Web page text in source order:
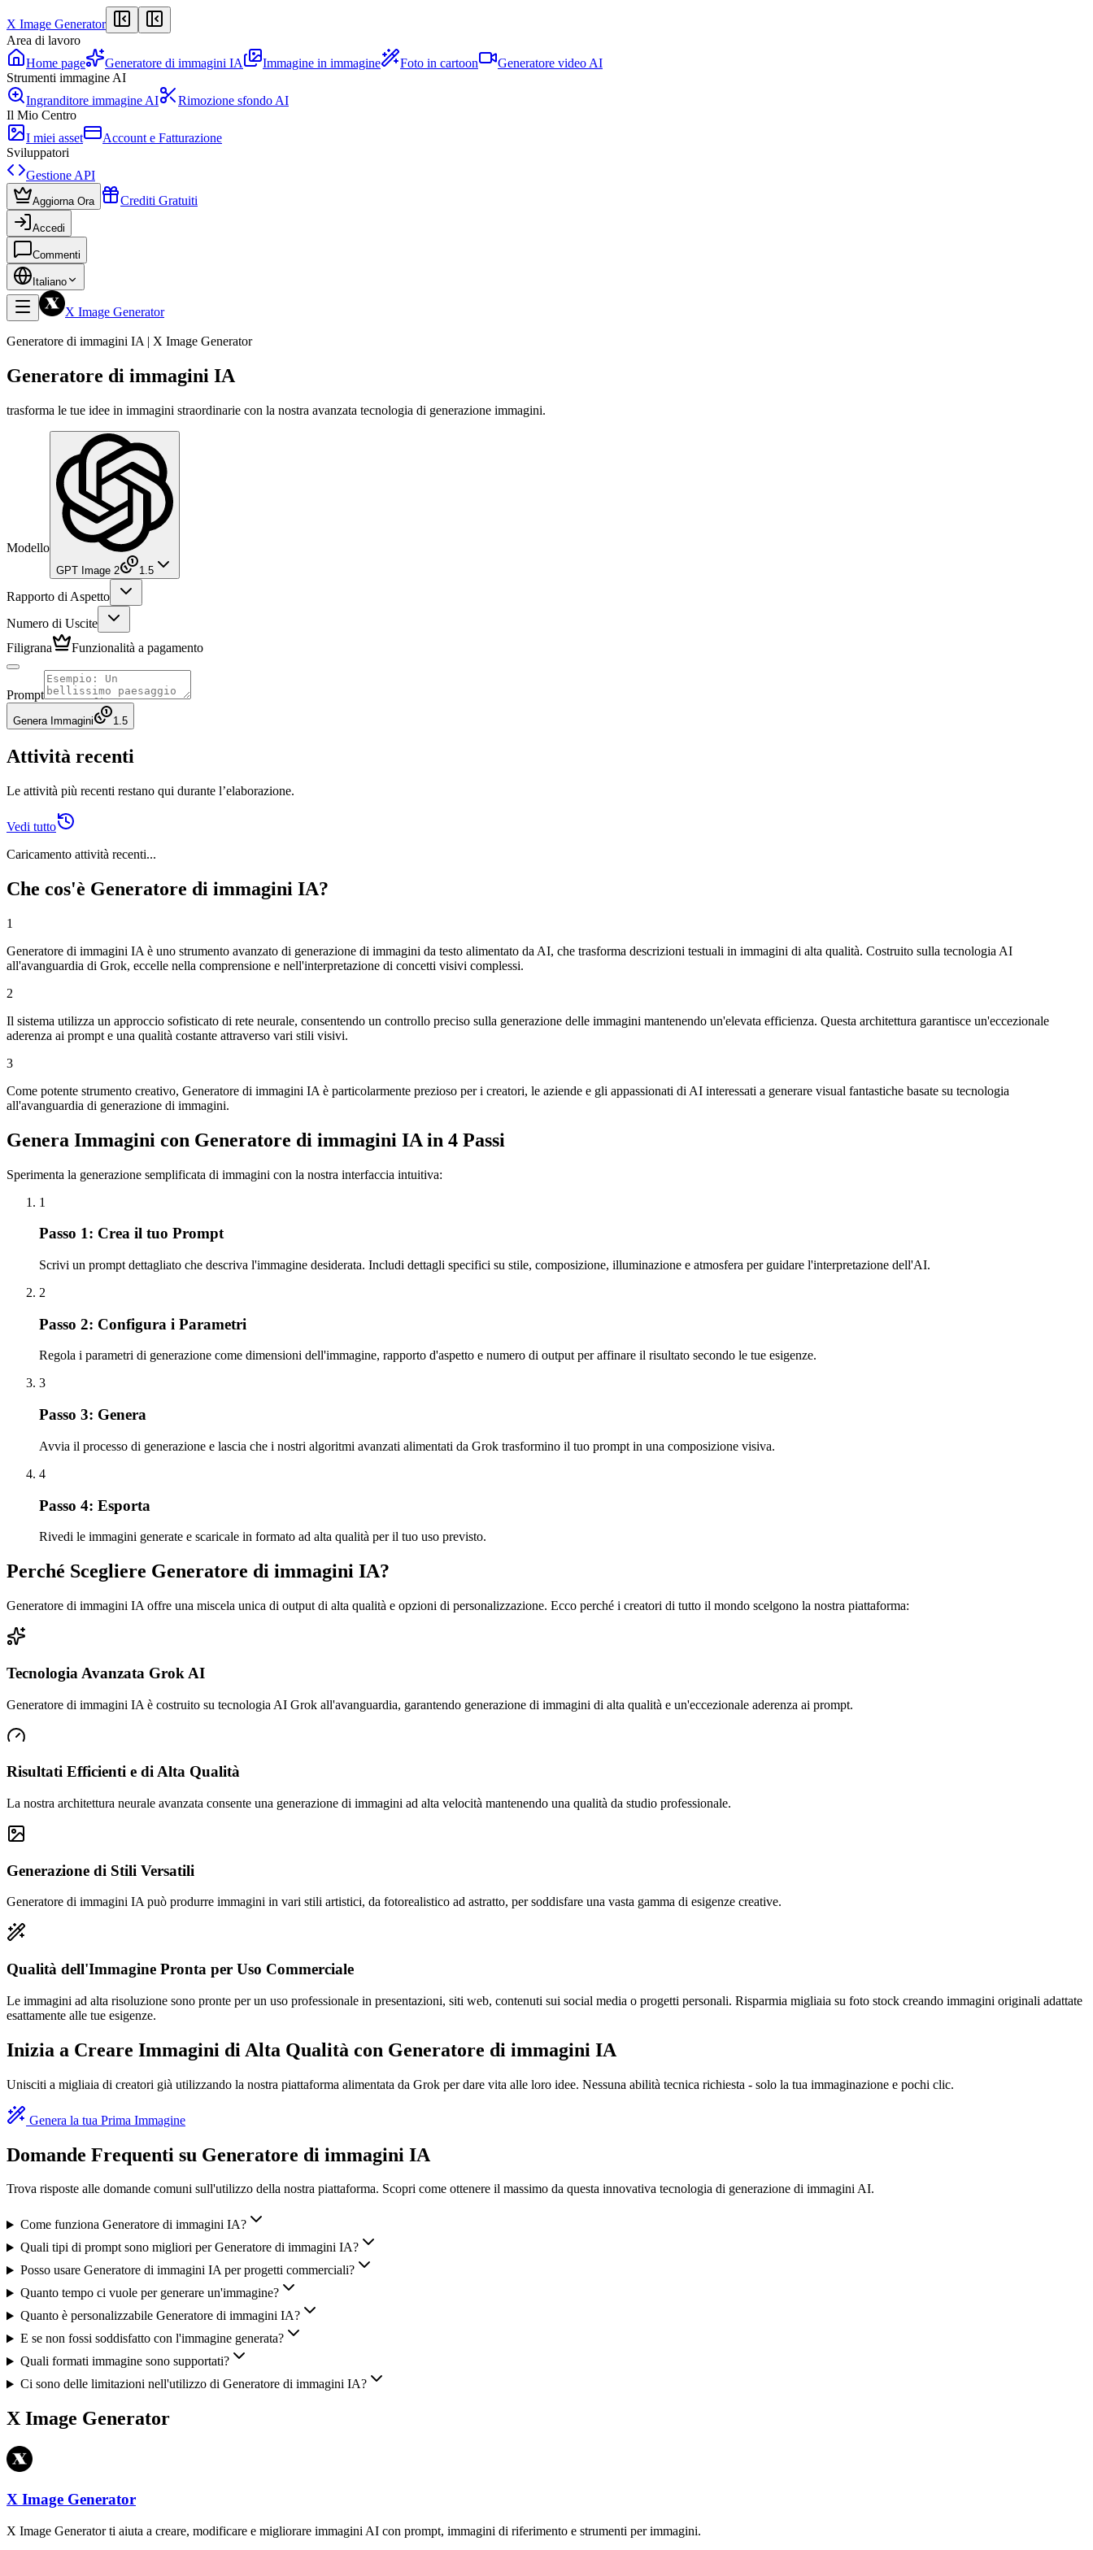
X Image Generator
Area di lavoro
Home page
Generatore di immagini IA Immagine in immagine Foto in cartoon
Generatore video AI
Strumenti immagine AI
Ingranditore immagine AI
Rimozione sfondo AI
Il Mio Centro
I miei asset
Account e Fatturazione
Sviluppatori
Gestione API
Aggiorna Ora Crediti Gratuiti
Accedi
Commenti
Italiano
X Image Generator
Generatore di immagini IA | X Image Generator
Generatore di immagini IA
trasforma le tue idee in immagini straordinarie con la nostra avanzata tecnologia di generazione immagini.
Modello
GPT Image 2 1.5
Rapporto di Aspetto
Numero di Uscite
Filigrana
Funzionalità a pagamento
Prompt
Genera Immagini 1.5
Attività recenti
Le attività più recenti restano qui durante l’elaborazione.
Vedi tutto
Caricamento attività recenti...
Che cos'è Generatore di immagini IA?
1
Generatore di immagini IA è uno strumento avanzato di generazione di immagini da testo alimentato da AI, che trasforma descrizioni testuali in immagini di alta qualità. Costruito sulla tecnologia AI
all'avanguardia di Grok, eccelle nella comprensione e nell'interpretazione di concetti visivi complessi.
2
Il sistema utilizza un approccio sofisticato di rete neurale, consentendo un controllo preciso sulla generazione delle immagini mantenendo un'elevata efficienza. Questa architettura garantisce un'eccezionale
aderenza ai prompt e una qualità costante attraverso vari stili visivi.
3
Come potente strumento creativo, Generatore di immagini IA è particolarmente prezioso per i creatori, le aziende e gli appassionati di AI interessati a generare visual fantastiche basate su tecnologia
all'avanguardia di generazione di immagini.
Genera Immagini con Generatore di immagini IA in 4 Passi
Sperimenta la generazione semplificata di immagini con la nostra interfaccia intuitiva:
1
Passo 1: Crea il tuo Prompt
Scrivi un prompt dettagliato che descriva l'immagine desiderata. Includi dettagli specifici su stile, composizione, illuminazione e atmosfera per guidare l'interpretazione dell'AI.
2
Passo 2: Configura i Parametri
Regola i parametri di generazione come dimensioni dell'immagine, rapporto d'aspetto e numero di output per affinare il risultato secondo le tue esigenze.
3
Passo 3: Genera
Avvia il processo di generazione e lascia che i nostri algoritmi avanzati alimentati da Grok trasformino il tuo prompt in una composizione visiva.
4
Passo 4: Esporta
Rivedi le immagini generate e scaricale in formato ad alta qualità per il tuo uso previsto.
Perché Scegliere Generatore di immagini IA?
Generatore di immagini IA offre una miscela unica di output di alta qualità e opzioni di personalizzazione. Ecco perché i creatori di tutto il mondo scelgono la nostra piattaforma:
Tecnologia Avanzata Grok AI
Generatore di immagini IA è costruito su tecnologia AI Grok all'avanguardia, garantendo generazione di immagini di alta qualità e un'eccezionale aderenza ai prompt.
Risultati Efficienti e di Alta Qualità
La nostra architettura neurale avanzata consente una generazione di immagini ad alta velocità mantenendo una qualità da studio professionale.
Generazione di Stili Versatili
Generatore di immagini IA può produrre immagini in vari stili artistici, da fotorealistico ad astratto, per soddisfare una vasta gamma di esigenze creative.
Qualità dell'Immagine Pronta per Uso Commerciale
Le immagini ad alta risoluzione sono pronte per un uso professionale in presentazioni, siti web, contenuti sui social media o progetti personali. Risparmia migliaia su foto stock creando immagini originali adattate
esattamente alle tue esigenze.
Inizia a Creare Immagini di Alta Qualità con Generatore di immagini IA
Unisciti a migliaia di creatori già utilizzando la nostra piattaforma alimentata da Grok per dare vita alle loro idee. Nessuna abilità tecnica richiesta - solo la tua immaginazione e pochi clic.
Genera la tua Prima Immagine
Domande Frequenti su Generatore di immagini IA
Trova risposte alle domande comuni sull'utilizzo della nostra piattaforma. Scopri come ottenere il massimo da questa innovativa tecnologia di generazione di immagini AI.
Come funziona Generatore di immagini IA?
Quali tipi di prompt sono migliori per Generatore di immagini IA?
Posso usare Generatore di immagini IA per progetti commerciali?
Quanto tempo ci vuole per generare un'immagine?
Quanto è personalizzabile Generatore di immagini IA?
E se non fossi soddisfatto con l'immagine generata?
Quali formati immagine sono supportati?
Ci sono delle limitazioni nell'utilizzo di Generatore di immagini IA?
X Image Generator
X Image Generator
X Image Generator ti aiuta a creare, modificare e migliorare immagini AI con prompt, immagini di riferimento e strumenti per immagini.